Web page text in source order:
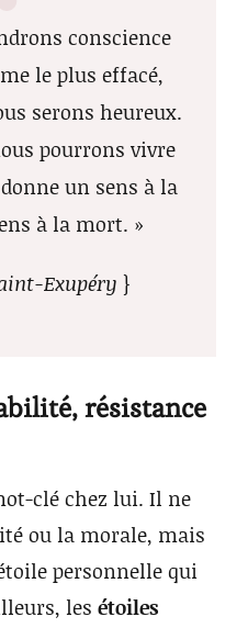
conscience
le plus effacé,
serons heureux.
pourrons vivre
un sens à la
à la mort. »
Exupéry }
résistance
clé chez lui. Il ne
ou la morale, mais
personnelle qui
les étoiles